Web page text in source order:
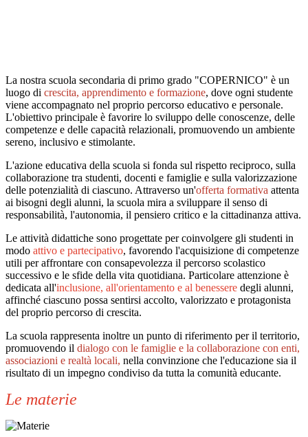
La nostra scuola secondaria di primo grado "COPERNICO" è un
luogo di crescita, apprendimento e formazione, dove ogni studente
viene accompagnato nel proprio percorso educativo e personale.
L'obiettivo principale è favorire lo sviluppo delle conoscenze, delle
competenze e delle capacità relazionali, promuovendo un ambiente
sereno, inclusivo e stimolante.
L'azione educativa della scuola si fonda sul rispetto reciproco, sulla
collaborazione tra studenti, docenti e famiglie e sulla valorizzazione
delle potenzialità di ciascuno. Attraverso un'offerta formativa attenta
ai bisogni degli alunni, la scuola mira a sviluppare il senso di
responsabilità, l'autonomia, il pensiero critico e la cittadinanza attiva.
Le attività didattiche sono progettate per coinvolgere gli studenti in
modo attivo e partecipativo, favorendo l'acquisizione di competenze
utili per affrontare con consapevolezza il percorso scolastico
successivo e le sfide della vita quotidiana. Particolare attenzione è
dedicata all'inclusione, all'orientamento e al benessere degli alunni,
affinché ciascuno possa sentirsi accolto, valorizzato e protagonista
del proprio percorso di crescita.
La scuola rappresenta inoltre un punto di riferimento per il territorio,
promuovendo il dialogo con le famiglie e la collaborazione con enti,
associazioni e realtà locali, nella convinzione che l'educazione sia il
risultato di un impegno condiviso da tutta la comunità educante.
Le materie